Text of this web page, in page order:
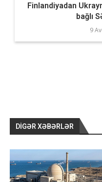
Finlandiyadan
bağlı
9
DIGƏR XƏBƏRLƏR